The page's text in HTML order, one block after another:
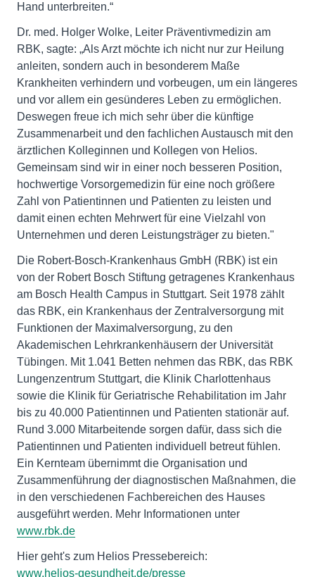
Hand unterbreiten.“
Dr. med. Holger Wolke, Leiter Präventivmedizin am
RBK, sagte: „Als Arzt möchte ich nicht nur zur Heilung
anleiten, sondern auch in besonderem Maße
Krankheiten verhindern und vorbeugen, um ein längeres
und vor allem ein gesünderes Leben zu ermöglichen.
Deswegen freue ich mich sehr über die künftige
Zusammenarbeit und den fachlichen Austausch mit den
ärztlichen Kolleginnen und Kollegen von Helios.
Gemeinsam sind wir in einer noch besseren Position,
hochwertige Vorsorgemedizin für eine noch größere
Zahl von Patientinnen und Patienten zu leisten und
damit einen echten Mehrwert für eine Vielzahl von
Unternehmen und deren Leistungsträger zu bieten."
Die Robert-Bosch-Krankenhaus GmbH (RBK) ist ein
von der Robert Bosch Stiftung getragenes Krankenhaus
am Bosch Health Campus in Stuttgart. Seit 1978 zählt
das RBK, ein Krankenhaus der Zentralversorgung mit
Funktionen der Maximalversorgung, zu den
Akademischen Lehrkrankenhäusern der Universität
Tübingen. Mit 1.041 Betten nehmen das RBK, das RBK
Lungenzentrum Stuttgart, die Klinik Charlottenhaus
sowie die Klinik für Geriatrische Rehabilitation im Jahr
bis zu 40.000 Patientinnen und Patienten stationär auf.
Rund 3.000 Mitarbeitende sorgen dafür, dass sich die
Patientinnen und Patienten individuell betreut fühlen.
Ein Kernteam übernimmt die Organisation und
Zusammenführung der diagnostischen Maßnahmen, die
in den verschiedenen Fachbereichen des Hauses
ausgeführt werden. Mehr Informationen unter
www.rbk.de
www.helios-gesundheit.de/presse